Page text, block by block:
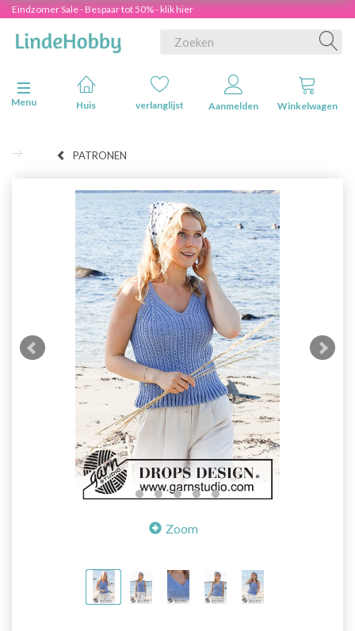
Eindzomer Sale - Bespaar tot 50% - klik hier
Navigatie in-/uitschakelen
Menu
Huis verlanglijst Aanmelden Winkelwagen
PATRONEN
Zoom